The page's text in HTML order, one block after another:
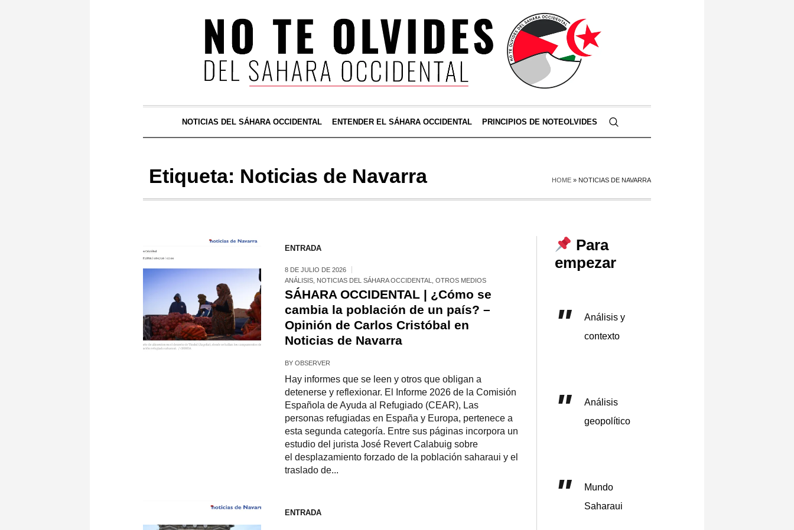
NOTICIAS DEL SÁHARA OCCIDENTAL ENTENDER EL SÁHARA OCCIDENTAL PRINCIPIOS DE NOTEOLVIDES
Etiqueta: Noticias de Navarra HOME » NOTICIAS DE NAVARRA
ENTRADA
8 DE JULIO DE 2026
ANÁLISIS, NOTICIAS DEL SÁHARA OCCIDENTAL OTROS MEDIOS
SÁHARA OCCIDENTAL | ¿Cómo se
cambia la población de un país? –
Opinión de Carlos Cristóbal en
Noticias de Navarra
BY OBSERVER
Hay informes que se leen y otros que obligan a
detenerse y reflexionar. El Informe 2026 de la Comisión
Española de Ayuda al Refugiado (CEAR), Las
personas refugiadas en España y Europa, pertenece a
esta segunda categoría. Entre sus páginas incorpora un
estudio del jurista José Revert Calabuig sobre
el desplazamiento forzado de la población saharaui y el
traslado de...
ENTRADA
Para
empezar
Análisis y
contexto
Análisis
geopolítico
Mundo
Saharaui